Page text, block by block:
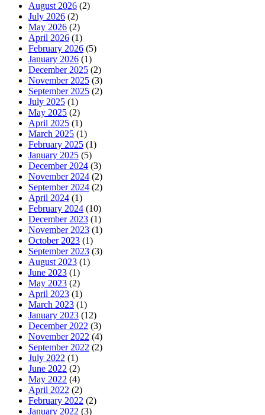
August 2026 (2)
July 2026 (2)
May 2026 (2)
April 2026 (1)
February 2026 (5)
January 2026 (1)
December 2025 (2)
November 2025 (3)
September 2025 (2)
July 2025 (1)
May 2025 (2)
April 2025 (1)
March 2025 (1)
February 2025 (1)
January 2025 (5)
December 2024 (3)
November 2024 (2)
September 2024 (2)
April 2024 (1)
February 2024 (10)
December 2023 (1)
November 2023 (1)
October 2023 (1)
September 2023 (3)
August 2023 (1)
June 2023 (1)
May 2023 (2)
April 2023 (1)
March 2023 (1)
January 2023 (12)
December 2022 (3)
November 2022 (4)
September 2022 (2)
July 2022 (1)
June 2022 (2)
May 2022 (4)
April 2022 (2)
February 2022 (2)
January 2022 (3)